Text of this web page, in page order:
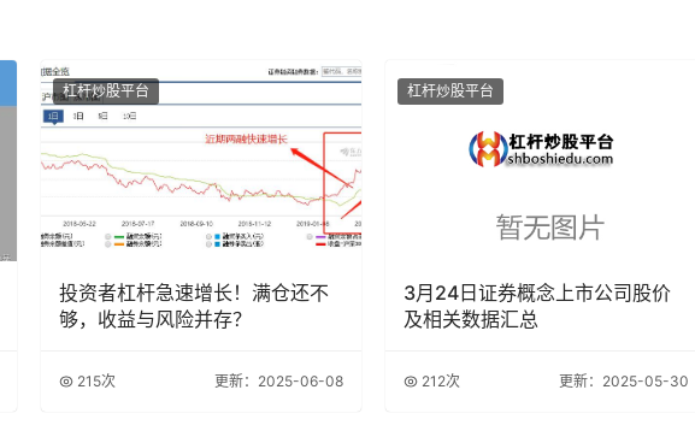
杠杆炒股平台
投资者杠杆急速增长！满仓还不
够，收益与风险并存？
215次 更新：2025-06-08
杠杆炒股平台
3月24日证券概念上市公司股价
及相关数据汇总
212次 更新：2025-05-30